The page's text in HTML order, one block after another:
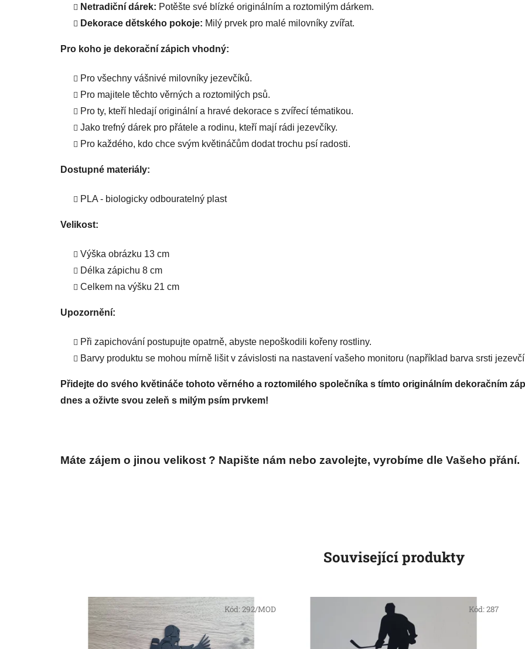
Netradiční dárek: Potěšte své blízké originálním a roztomilým dárkem.
Dekorace dětského pokoje: Milý prvek pro malé milovníky zvířat.
Pro koho je dekorační zápich vhodný:
Pro všechny vášnivé milovníky jezevčíků.
Pro majitele těchto věrných a roztomilých psů.
Pro ty, kteří hledají originální a hravé dekorace s zvířecí tématikou.
Jako trefný dárek pro přátele a rodinu, kteří mají rádi jezevčíky.
Pro každého, kdo chce svým květináčům dodat trochu psí radosti.
Dostupné materiály:
PLA - biologicky odbouratelný plast
Velikost:
Výška obrázku 13 cm
Délka zápichu 8 cm
Celkem na výšku 21 cm
Upozornění:
Při zapichování postupujte opatrně, abyste nepoškodili kořeny rostliny.
Barvy produktu se mohou mírně lišit v závislosti na nastavení vašeho monitoru (například barva srsti
Přidejte do svého květináče tohoto věrného a roztomilého společníka s tímto originálním dekoračním
dnes a oživte svou zeleň s milým psím prvkem!
Máte zájem o jinou velikost ? Napište nám nebo zavolejte, vyrobíme dle Vašeho přání.
Související produkty
Kód:292/MOD Kód:287